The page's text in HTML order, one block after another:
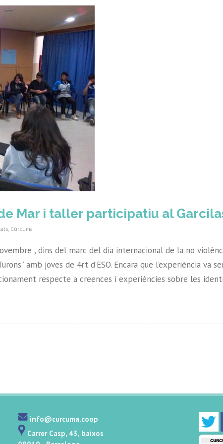
Mar i taller participatiu al
, Cúrcuma
, dins del marc del dia internacional de la no
amb joves de 4rt d’ESO. Encara que l’experiència va
respecte a creences i experiències sobre les
info@curcuma.coop
Carrer Casp, 43, baixos